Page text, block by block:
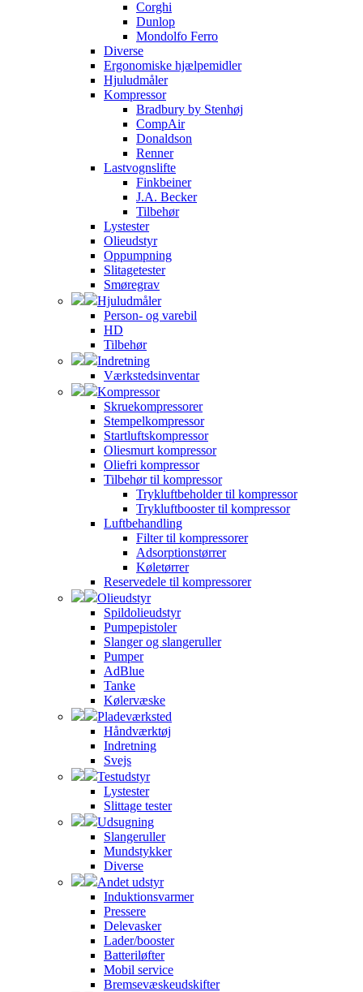
Corghi
Dunlop
Mondolfo Ferro
Diverse
Ergonomiske hjælpemidler
Hjuludmåler
Kompressor
Bradbury by Stenhøj
CompAir
Donaldson
Renner
Lastvognslifte
Finkbeiner
J.A. Becker
Tilbehør
Lystester
Olieudstyr
Oppumpning
Slitagetester
Smøregrav
Hjuludmåler
Person- og varebil
HD
Tilbehør
Indretning
Værkstedsinventar
Kompressor
Skruekompressorer
Stempelkompressor
Startluftskompressor
Oliesmurt kompressor
Oliefri kompressor
Tilbehør til kompressor
Trykluftbeholder til kompressor
Trykluftbooster til kompressor
Luftbehandling
Filter til kompressorer
Adsorptionstørrer
Køletørrer
Reservedele til kompressorer
Olieudstyr
Spildolieudstyr
Pumpepistoler
Slanger og slangeruller
Pumper
AdBlue
Tanke
Kølervæske
Pladeværksted
Håndværktøj
Indretning
Svejs
Testudstyr
Lystester
Slittage tester
Udsugning
Slangeruller
Mundstykker
Diverse
Andet udstyr
Induktionsvarmer
Pressere
Delevasker
Lader/booster
Batteriløfter
Mobil service
Bremsevæskeudskifter